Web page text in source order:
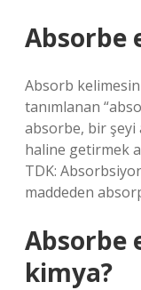
Absorbe
Absorb
tanımlanan
absorbe, bir şeyi
haline getirmek
TDK:
maddeden
Absorbe
kimya?